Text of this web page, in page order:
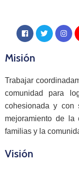
Misión
Trabajar
comunidad para
cohesionada y con
mejoramiento de
familias y la
Visión